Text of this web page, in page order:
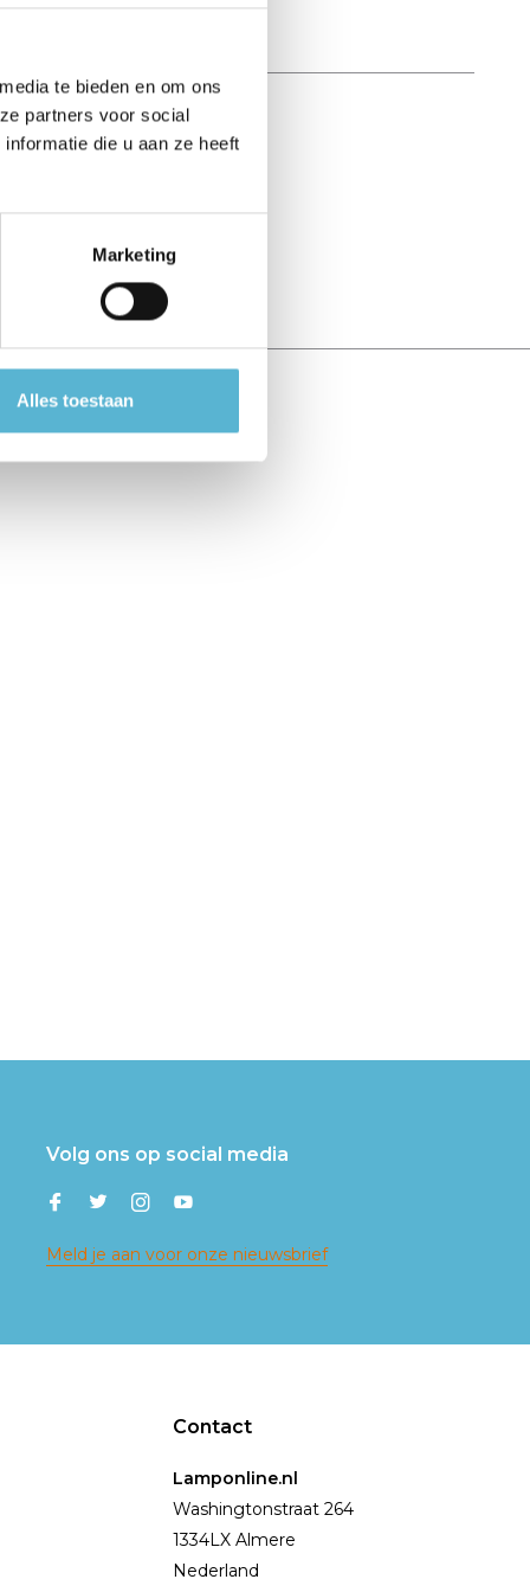
te bieden en om ons
partners voor social
die u aan ze heeft
Marketing
Alles toestaan
Volg ons op social media
Meld je aan voor onze nieuwsbrief
Contact
Lamponline.nl
Washingtonstraat 264
1334LX Almere
Nederland